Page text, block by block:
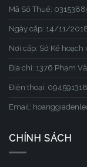
Mã Số Thuế:
Ngày cấp: 14/11/
Nơi cấp: Sở Kế hoạch
Địa chỉ: 1376 Phạm
Điện thoại:
Email:
CHÍNH SÁCH